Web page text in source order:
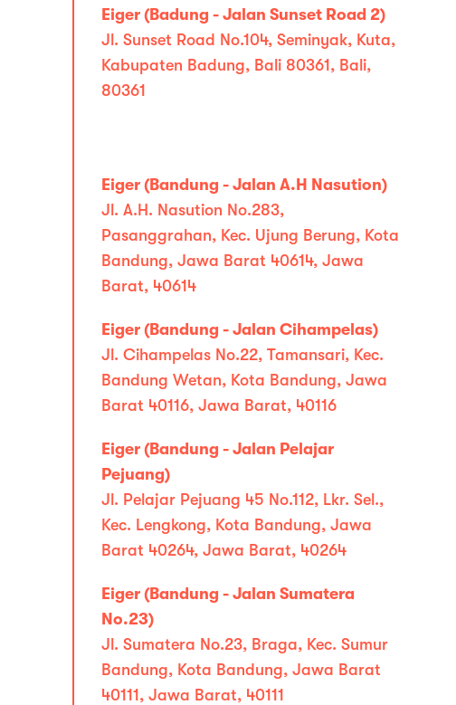
Eiger (Badung - Jalan Sunset Road 2)
Jl. Sunset Road No.104, Seminyak, Kuta,
Kabupaten Badung, Bali 80361, Bali,
80361
Eiger (Bandung - Jalan A.H Nasution)
Jl. A.H. Nasution No.283,
Pasanggrahan, Kec. Ujung Berung, Kota
Bandung, Jawa Barat 40614, Jawa
Barat, 40614
Eiger (Bandung - Jalan Cihampelas)
Jl. Cihampelas No.22, Tamansari, Kec.
Bandung Wetan, Kota Bandung, Jawa
Barat 40116, Jawa Barat, 40116
Eiger (Bandung - Jalan Pelajar
Pejuang)
Jl. Pelajar Pejuang 45 No.112, Lkr. Sel.,
Kec. Lengkong, Kota Bandung, Jawa
Barat 40264, Jawa Barat, 40264
Eiger (Bandung - Jalan Sumatera
No.23)
Jl. Sumatera No.23, Braga, Kec. Sumur
Bandung, Kota Bandung, Jawa Barat
40111, Jawa Barat, 40111